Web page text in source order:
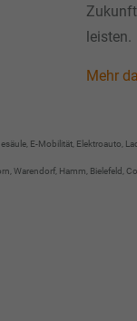
leisten.
Mehr
E-Mobilität,
Hamm, Bielefeld,